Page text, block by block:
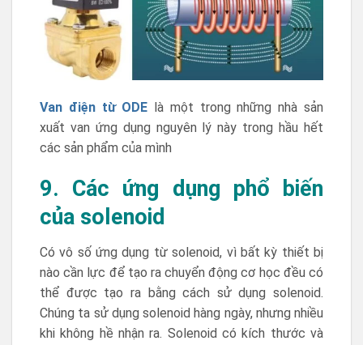
Van điện từ ODE là một trong những nhà sản
xuất van ứng dụng nguyên lý này trong hầu hết
các sản phẩm của mình
9. Các ứng dụng phổ biến
của solenoid
Có vô số ứng dụng từ solenoid, vì bất kỳ thiết bị
nào cần lực để tạo ra chuyển động cơ học đều có
thể được tạo ra bằng cách sử dụng solenoid.
Chúng ta sử dụng solenoid hàng ngày, nhưng nhiều
khi không hề nhận ra. Solenoid có kích thước và